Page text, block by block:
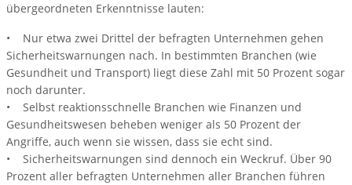
übergeordneten Erkenntnisse lauten:
• Nur etwa zwei Drittel der befragten Unternehmen gehen
Sicherheitswarnungen nach. In bestimmten Branchen (wie
Gesundheit und Transport) liegt diese Zahl mit 50 Prozent sogar
noch darunter.
• Selbst reaktionsschnelle Branchen wie Finanzen und
Gesundheitswesen beheben weniger als 50 Prozent der
Angriffe, auch wenn sie wissen, dass sie echt sind.
• Sicherheitswarnungen sind dennoch ein Weckruf. Über 90
Prozent aller befragten Unternehmen aller Branchen führen